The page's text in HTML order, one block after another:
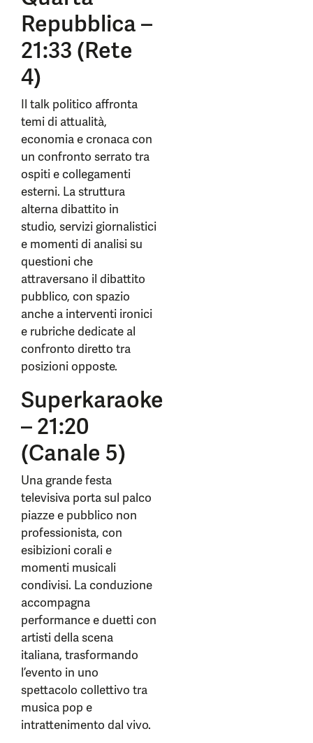
Repubblica –
21:33 (Rete
4)
Il talk politico affronta
temi di attualità,
economia e cronaca con
un confronto serrato tra
ospiti e collegamenti
esterni. La struttura
alterna dibattito in
studio, servizi giornalistici
e momenti di analisi su
questioni che
attraversano il dibattito
pubblico, con spazio
anche a interventi ironici
e rubriche dedicate al
confronto diretto tra
posizioni opposte.
Superkaraoke
– 21:20
(Canale 5)
Una grande festa
televisiva porta sul palco
piazze e pubblico non
professionista, con
esibizioni corali e
momenti musicali
condivisi. La conduzione
accompagna
performance e duetti con
artisti della scena
italiana, trasformando
l’evento in uno
spettacolo collettivo tra
musica pop e
intrattenimento dal vivo.